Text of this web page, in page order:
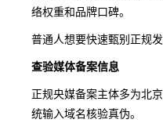
络权重和品牌口碑。
普通人想要快速甄别正规
查验媒体备案信息
正规央媒备案主体多为北
统输入域名核验真伪。